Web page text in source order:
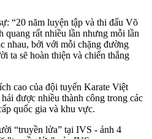
“20 năm luyện tập và thi đấu Võ
quang rất nhiều lần nhưng mỗi lần
nhau, bởi với mỗi chặng đường
ta sẽ hoàn thiện và chiến thắng
cao của đội tuyển Karate Việt
được nhiều thành công trong các
quốc gia và khu vực.